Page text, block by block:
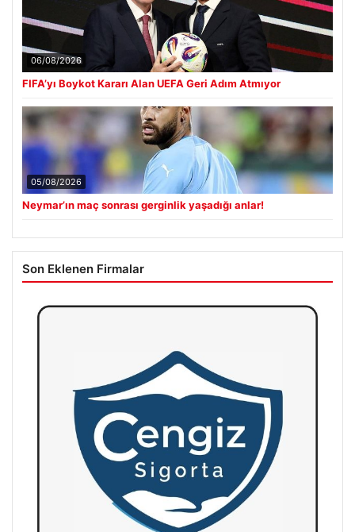
06/08/2026
FIFA’yı Boykot Kararı Alan UEFA Geri Adım Atmıyor
05/08/2026
Neymar’ın maç sonrası gerginlik yaşadığı anlar!
Son Eklenen Firmalar